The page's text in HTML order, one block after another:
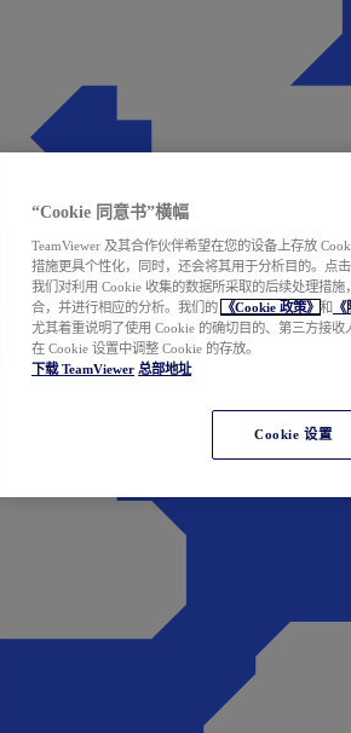
“Cookie 同意书”横幅
TeamViewer 及其合作伙伴希望在您的设备上存放
措施更具个性化，同时，还会将其用于分析目的。点击
我们对利用 Cookie 收集的数据所采取的后续处理措
合，并进行相应的分析。我们的
《Cookie 政策》 和
尤其着重说明了使用 Cookie 的确切目的、第三方接
在 Cookie 设置中调整 Cookie 的存放。
下载 TeamViewer 总部地址
Cookie 设置